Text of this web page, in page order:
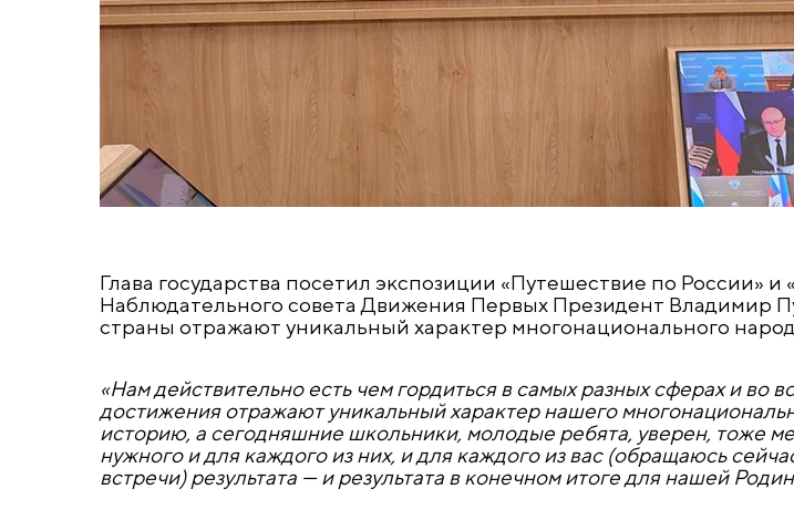
Глава государства посетил экспозиции «Путешествие по России»
Наблюдательного совета Движения Первых Президент Владимир
страны отражают уникальный характер многонационального
«Нам действительно есть чем гордиться в самых разных сферах и во
достижения отражают уникальный характер нашего
историю, а сегодняшние школьники, молодые ребята, уверен, тоже
нужного и для каждого из них, и для каждого из вас (обращаюсь
встречи) результата — и результата в конечном итоге для нашей